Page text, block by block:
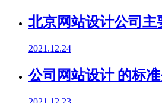
北京网站设计公司主
2021.12.24
公司网站设计 的标